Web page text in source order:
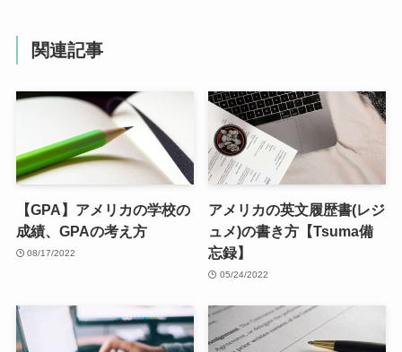
関連記事
【GPA】アメリカの学校の
成績、GPAの考え方
08/17/2022
アメリカの英文履歴書(レジ
ュメ)の書き方【Tsuma備
忘録】
05/24/2022